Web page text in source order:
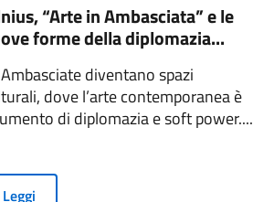
“Arte in Ambasciata” e le
forme della diplomazia...
diventano spazi
dove l’arte contemporanea è
di diplomazia e soft power....
Leggi